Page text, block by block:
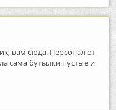
вам сюда. Персонал от
сама бутылки пустые и